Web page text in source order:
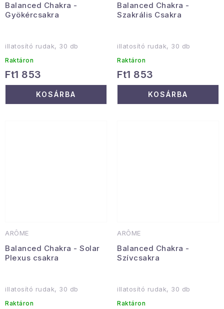
Balanced Chakra -
Gyökércsakra
illatosító rudak, 30 db
Raktáron
Ft1 853
KOSÁRBA
Balanced Chakra -
Szakrális Csakra
illatosító rudak, 30 db
Raktáron
Ft1 853
KOSÁRBA
ARÔME
Balanced Chakra - Solar
Plexus csakra
illatosító rudak, 30 db
Raktáron
ARÔME
Balanced Chakra -
Szívcsakra
illatosító rudak, 30 db
Raktáron